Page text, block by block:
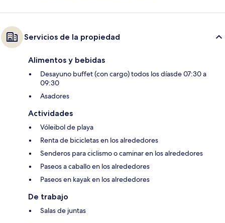
Servicios de la propiedad
Alimentos y bebidas
Desayuno buffet (con cargo) todos los díasde 07:30 a
09:30
Asadores
Actividades
Vóleibol de playa
Renta de bicicletas en los alrededores
Senderos para ciclismo o caminar en los alrededores
Paseos a caballo en los alrededores
Paseos en kayak en los alrededores
De trabajo
Salas de juntas